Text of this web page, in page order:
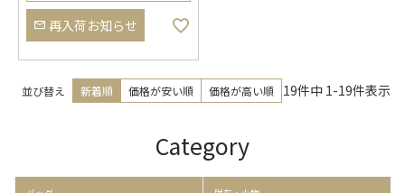
再入荷お知らせ
並び替え 新着順 価格が安い順 価格が高い順 19件中 1-19件表示
Category